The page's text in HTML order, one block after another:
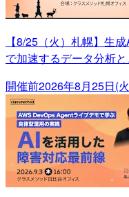
【8/25（火）札幌】生
で加速するデータ分析
開催前2026年8月25日(